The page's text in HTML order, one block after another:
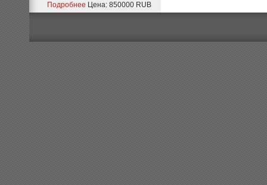
Подробнее Цена: 850000 RUB